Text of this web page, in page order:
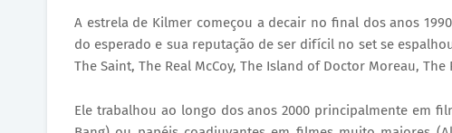
A estrela de Kilmer começou a decair no final dos anos
do esperado e sua reputação de ser difícil no set se
The Saint, The Real McCoy, The Island of Doctor Moreau,
Ele trabalhou ao longo dos anos 2000 principalmente em